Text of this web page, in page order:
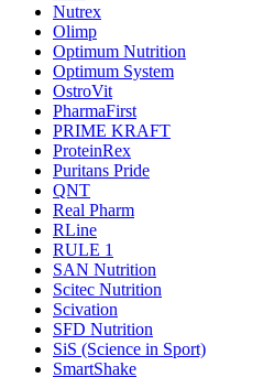
Nutrex
Olimp
Optimum Nutrition
Optimum System
OstroVit
PharmaFirst
PRIME KRAFT
ProteinRex
Puritans Pride
QNT
Real Pharm
RLine
RULE 1
SAN Nutrition
Scitec Nutrition
Scivation
SFD Nutrition
SiS (Science in Sport)
SmartShake